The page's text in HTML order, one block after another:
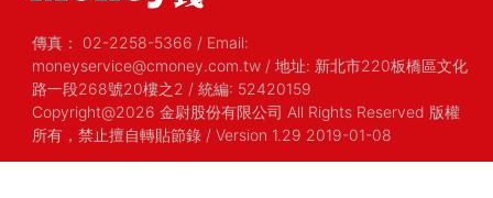
傳真： 02-2258-5366 / Email:
moneyservice@cmoney.com.tw / 地址: 新北市220板橋區文化
路一段268號20樓之2 / 統編: 52420159
Copyright@2026 金尉股份有限公司 All Rights Reserved 版權
所有，禁止擅自轉貼節錄 / Version 1.29 2019-01-08